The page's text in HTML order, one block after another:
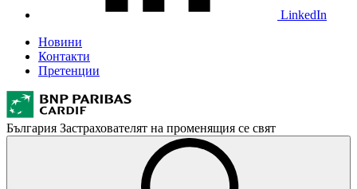
LinkedIn
Новини
Контакти
Претенции
България Застрахователят на променящия се свят